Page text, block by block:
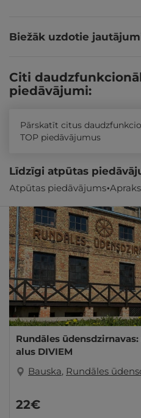
Biežāk uzdotie
Atpūtas piedāvājums
Citi
piedāvājumi:
Pārskatīt citus
TOP piedāvājumus
Līdzīgi atpūtas
Rundāles
alus DIVIEM
Bauska, Rundāles
22€